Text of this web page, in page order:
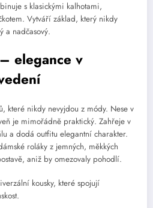
s klasickými kalhotami,
Vytváří základ, který nikdy
a nadčasový.
elegance v
které nikdy nevyjdou z módy. Nese v
je mimořádně praktický. Zahřeje v
a dodá outfitu elegantní charakter.
roláky z jemných, měkkých
aniž by omezovaly pohodlí.
kousky, které spojují